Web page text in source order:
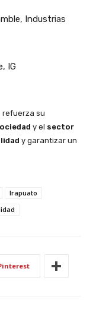
Industrias
IG
refuerza su
y el sector
y garantizar un
Irapuato